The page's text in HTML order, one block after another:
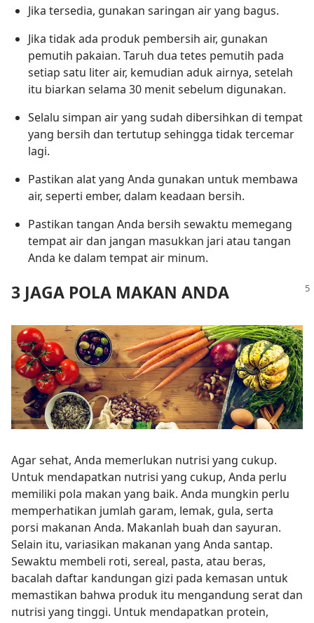
Jika tersedia, gunakan saringan air yang bagus.
Jika tidak ada produk pembersih air, gunakan
pemutih pakaian. Taruh dua tetes pemutih pada
setiap satu liter air, kemudian aduk airnya, setelah
itu biarkan selama 30 menit sebelum digunakan.
Selalu simpan air yang sudah dibersihkan di tempat
yang bersih dan tertutup sehingga tidak tercemar
lagi.
Pastikan alat yang Anda gunakan untuk membawa
air, seperti ember, dalam keadaan bersih.
Pastikan tangan Anda bersih sewaktu memegang
tempat air dan jangan masukkan jari atau tangan
Anda ke dalam tempat air minum.
3 JAGA POLA MAKAN ANDA
Agar sehat, Anda memerlukan nutrisi yang cukup.
Untuk mendapatkan nutrisi yang cukup, Anda perlu
memiliki pola makan yang baik. Anda mungkin perlu
memperhatikan jumlah garam, lemak, gula, serta
porsi makanan Anda. Makanlah buah dan sayuran.
Selain itu, variasikan makanan yang Anda santap.
Sewaktu membeli roti, sereal, pasta, atau beras,
bacalah daftar kandungan gizi pada kemasan untuk
memastikan bahwa produk itu mengandung serat dan
nutrisi yang tinggi. Untuk mendapatkan protein,